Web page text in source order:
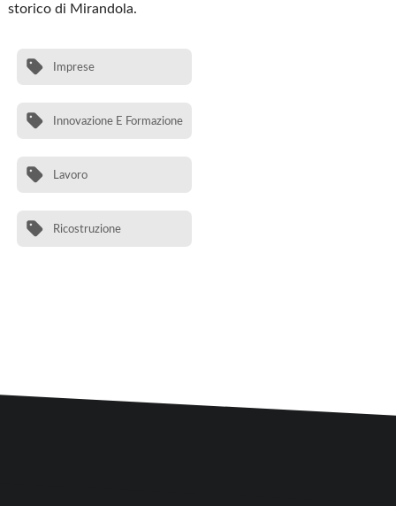
storico di Mirandola.
Imprese
Innovazione E Formazione
Lavoro
Ricostruzione